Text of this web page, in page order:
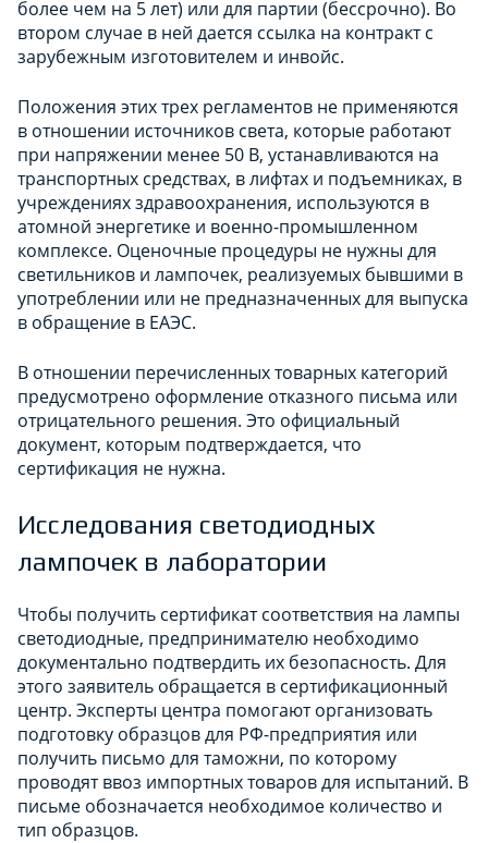
более чем на 5 лет) или для партии (бессрочно). Во
втором случае в ней дается ссылка на контракт с
зарубежным изготовителем и инвойс.
Положения этих трех регламентов не применяются
в отношении источников света, которые работают
при напряжении менее 50 В, устанавливаются на
транспортных средствах, в лифтах и подъемниках, в
учреждениях здравоохранения, используются в
атомной энергетике и военно-промышленном
комплексе. Оценочные процедуры не нужны для
светильников и лампочек, реализуемых бывшими в
употреблении или не предназначенных для выпуска
в обращение в ЕАЭС.
В отношении перечисленных товарных категорий
предусмотрено оформление отказного письма или
отрицательного решения. Это официальный
документ, которым подтверждается, что
сертификация не нужна.
Исследования светодиодных
лампочек в лаборатории
Чтобы получить сертификат соответствия на лампы
светодиодные, предпринимателю необходимо
документально подтвердить их безопасность. Для
этого заявитель обращается в сертификационный
центр. Эксперты центра помогают организовать
подготовку образцов для РФ-предприятия или
получить письмо для таможни, по которому
проводят ввоз импортных товаров для испытаний. В
письме обозначается необходимое количество и
тип образцов.